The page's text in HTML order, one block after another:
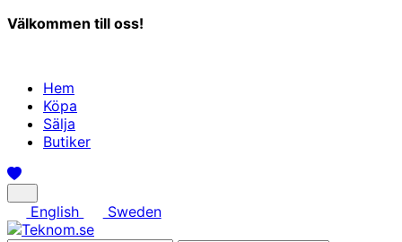
Välkommen till oss!
Hem
Köpa
Sälja
Butiker
English Sweden